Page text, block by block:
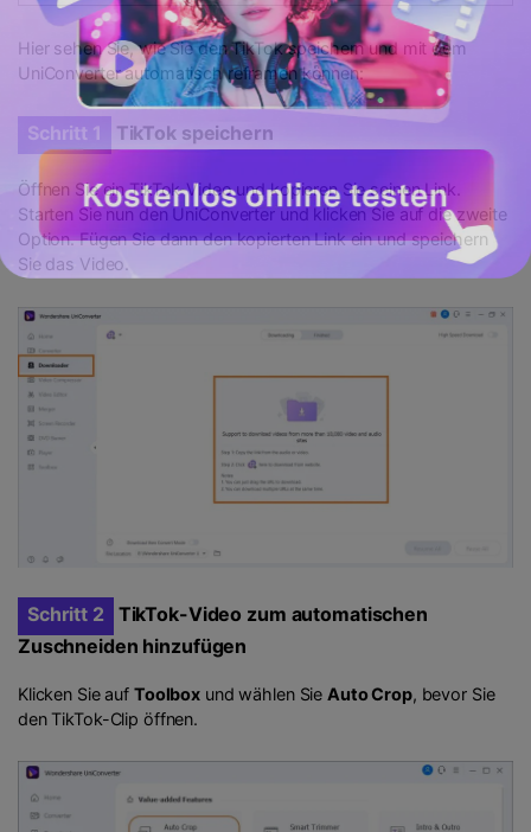
Hier sehen Sie, wie Sie den TikTok speichern und mit dem
UniConverter automatisch reframen können:
Schritt 1 TikTok speichern
Öffnen Sie ein TikTok-Video und kopieren Sie seinen Link.
Starten Sie nun den UniConverter und klicken Sie auf die zweite
Option. Fügen Sie dann den kopierten Link ein und speichern
Sie das Video.
Schritt 2
TikTok-Video zum automatischen
Zuschneiden hinzufügen
Klicken Sie auf Toolbox und wählen Sie Auto Crop, bevor Sie
den TikTok-Clip öffnen.